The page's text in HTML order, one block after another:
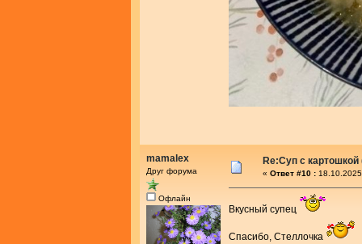
mamalex
Друг форума
Офлайн
Re:Суп с
« Ответ #10 :
Вкусный супец
Спасибо, Стеллочка